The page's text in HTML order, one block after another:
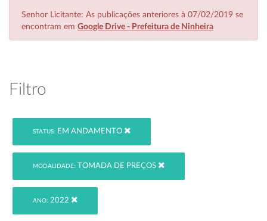
Senhor Licitante: As publicações anteriores à 07/02/2019 se
encontram em Google Drive - Prefeitura de Ninheira
Filtro
STATUS: EM ANDAMENTO
MODALIDADE: TOMADA DE PREÇOS
ANO: 2022